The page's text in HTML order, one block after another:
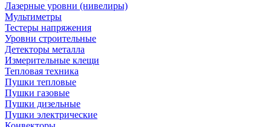
Лазерные уровни (нивелиры)
Мультиметры
Тестеры напряжения
Уровни строительные
Детекторы металла
Измерительные клещи
Тепловая техника
Пушки тепловые
Пушки газовые
Пушки дизельные
Пушки электрические